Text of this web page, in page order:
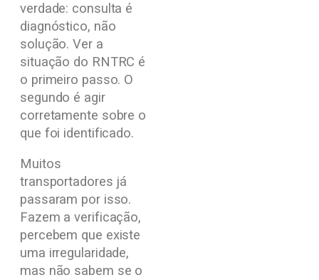
verdade: consulta é
diagnóstico, não
solução. Ver a
situação do RNTRC é
o primeiro passo. O
segundo é agir
corretamente sobre o
que foi identificado.
Muitos
transportadores já
passaram por isso.
Fazem a verificação,
percebem que existe
uma irregularidade,
mas não sabem se o